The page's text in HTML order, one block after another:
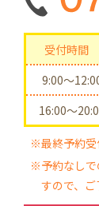
受付時間
9:00〜
16:00〜
※最終予約受
※予約なしで
すので、ご